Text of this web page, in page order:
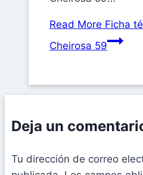
Read More Ficha
Cheirosa 59
Deja un
Tu dirección de correo